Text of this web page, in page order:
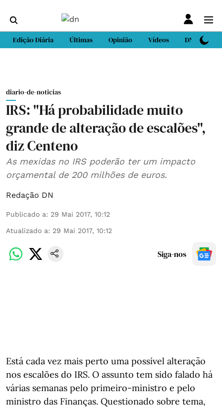
Edição Diária Últimas Opinião Vídeos DN Sport
diario-de-noticias
IRS: "Há probabilidade muito
grande de alteração de escalões",
diz Centeno
As mexidas no IRS poderão ter um impacto
orçamental de 200 milhões de euros.
Redação DN
Publicado a: 29 Mai 2017, 10:12
Atualizado a: 29 Mai 2017, 10:12
Siga-nos
Está cada vez mais perto uma possível alteração
nos escalões do IRS. O assunto tem sido falado há
várias semanas pelo primeiro-ministro e pelo
ministro das Finanças. Questionado sobre tema,